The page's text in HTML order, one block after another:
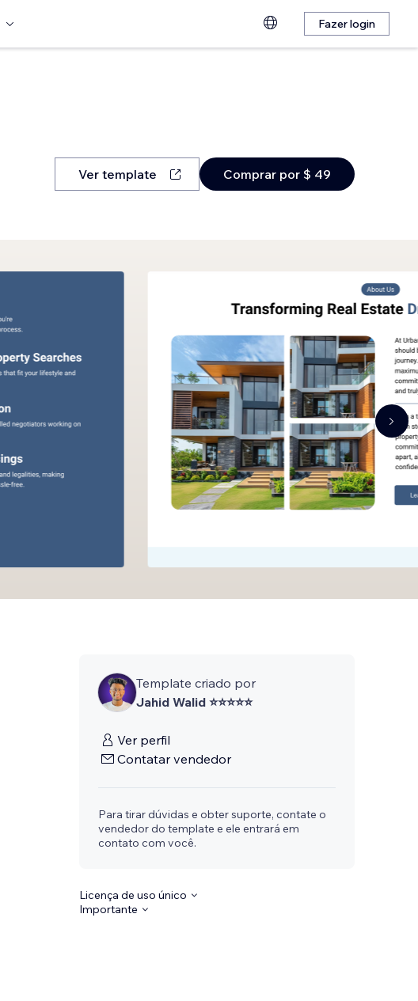
Fazer login
Ver template Comprar por $ 49
Template criado por
Jahid Walid ⭐⭐⭐⭐⭐
Ver perfil
Contatar vendedor
Para tirar dúvidas e obter suporte, contate o
vendedor do template e ele entrará em
contato com você.
Licença de uso único
Importante